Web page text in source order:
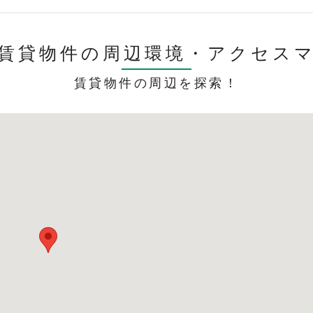
貸物件の周辺環境・ アクセス
賃貸物件の周辺を探索！